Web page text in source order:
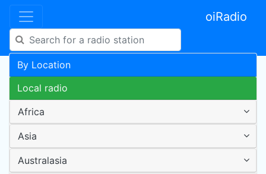
oiRadio
By Location
Local radio
Africa
Asia
Australasia